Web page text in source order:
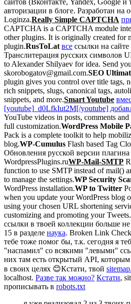
сайтов (Вконтакте, Yandex, Google и
авторизации в блоге. Разработан на
Loginza.Really Simple CAPTCHA
CAPTCHA is a CAPTCHA module
other plugins. It is originally created for
plugin.RusToLat все ссылки на
Транслитерация русских символов
to Alexander Shilyaev for idea. Send
skorobogatov@gmail.com.SEO
plugin gives you control over title tags,
rich snippets, slugs, canonical tags,
snippets, and more.Smart Youtube
[youtube]_d0LfkIut2M[/youtube]
YouTube videos in posts, comments
full customization.WordPress Mobile
Pack is a complete toolkit to help
blog.WP-Cumulus Flash based Tag
Обновления русской версии
WordpressPlugins.ruWP-Mail-SMTP
function to use SMTP instead of mail()
to manage the settings.WP Security
WordPress installation.WP to Twitter
when you update your WordPress blog
using your chosen URL shortening
customizing and promoting your Tweets.
ссылки в твоей коллекции больше
15 в разделе наука. Broken Link
тебе тоже помог бы, т.к. сегодня я
"наспамил" со всякими "левыми"
них там есть открытый API, которым
в своих целях 😊Кстати, твой
localhost. Разве так можно? Кстати,
прописывать в robots.txt